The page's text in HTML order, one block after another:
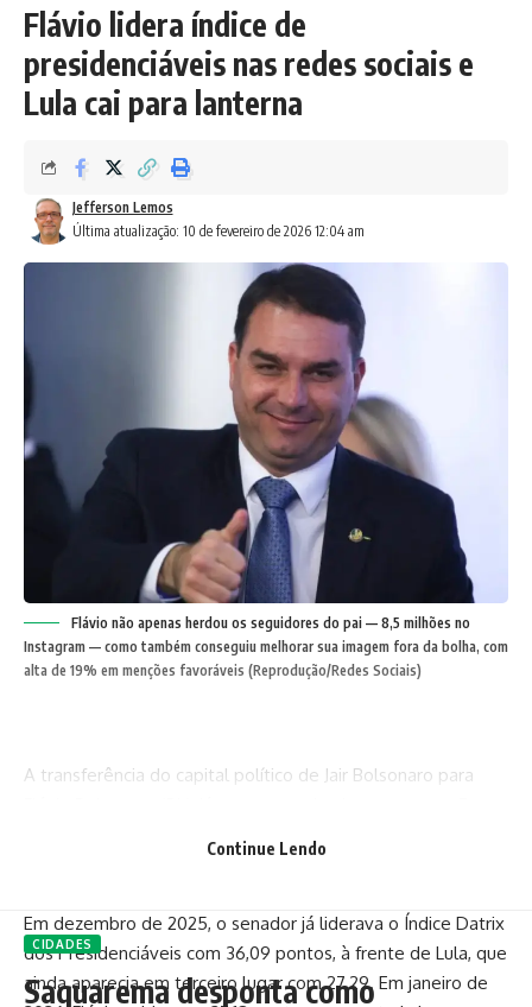
Flávio lidera índice de
presidenciáveis nas redes sociais e
Lula cai para lanterna
Última atualização: 10 de fevereiro de 2026 12:04 am
Jefferson Lemos
Flávio não apenas herdou os seguidores do pai — 8,5 milhões no
Instagram — como também conseguiu melhorar sua imagem fora da bolha, com
alta de 19% em menções favoráveis (Reprodução/Redes Sociais)
A transferência do capital político de Jair Bolsonaro para
Em dezembro de 2025, o senador já liderava o Índice Datrix
dos Presidenciáveis com 36,09 pontos, à frente de Lula, que
ainda aparecia em terceiro lugar com 27,29. Em janeiro de
Continue Lendo
CIDADES
Saquarema desponta como